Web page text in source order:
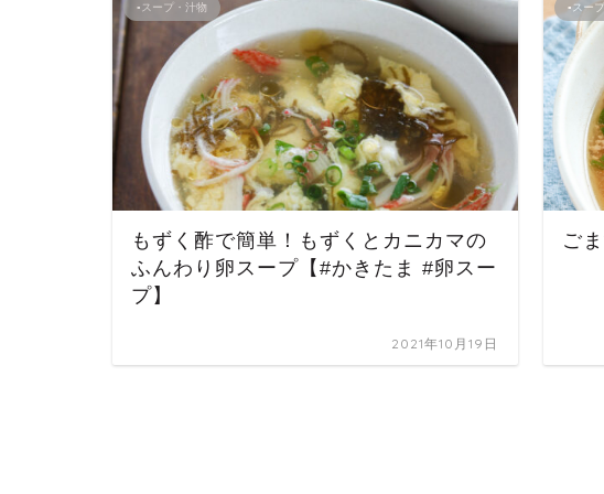
▪スープ・汁物
もずく酢で簡単！もずくとカニカマの
ふんわり卵スープ【#かきたま #卵スー
プ】
2021年10月19日
▪スー
ご